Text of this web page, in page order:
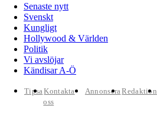
Senaste nytt
Svenskt
Kungligt
Hollywood & Världen
Politik
Vi avslöjar
Kändisar A-Ö
TipsaKontakta
oss
AnnonseraRedaktion